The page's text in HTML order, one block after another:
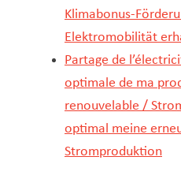
Klimabonus-
Elektromobilität
Partage de
optimale de ma
renouvelable /
optimal meine
Stromproduktion